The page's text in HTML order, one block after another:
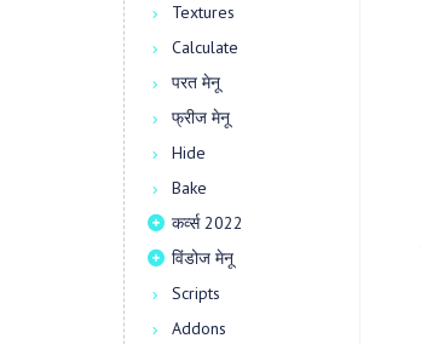
Textures
Calculate
परत मेनू
फ्रीज मेनू
Hide
Bake
कर्व्स 2022
विंडोज मेनू
Scripts
Addons